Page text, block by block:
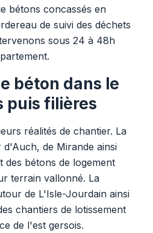
bétons concassés en
de suivi des déchets
sous 24 à 48h
béton dans le
puis filières
réalités de chantier. La
de Mirande ainsi
des bétons de logement
terrain vallonné. La
de L'Isle-Jourdain ainsi
chantiers de lotissement
de l'est gersois.